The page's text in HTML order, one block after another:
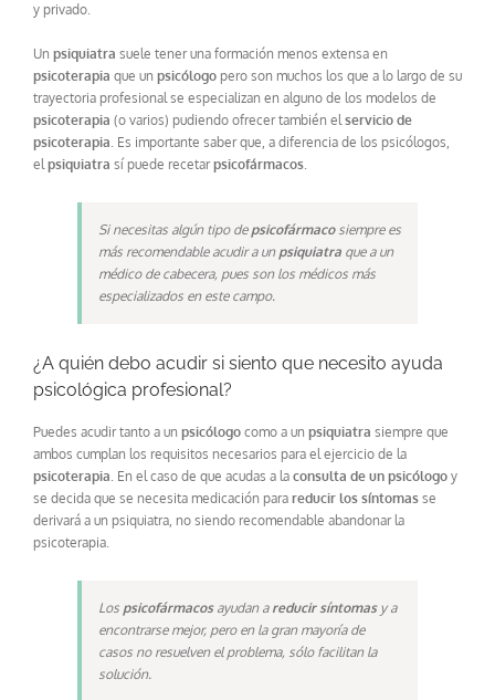
y privado.
Un psiquiatra suele tener una formación menos extensa en
psicoterapia que un psicólogo pero son muchos los que a lo largo de su
trayectoria profesional se especializan en alguno de los modelos de
psicoterapia (o varios) pudiendo ofrecer también elservicio de
psicoterapia. Es importante saber que, a diferencia de los psicólogos,
elpsiquiatra sí puede recetarpsicofármacos.
Si necesitas algún tipo de psicofármacosiempre es
más recomendable acudir a un psiquiatra que a un
médico de cabecera, pues son los médicos más
especializados en este campo.
¿A quién debo acudir si siento que necesito ayuda
psicológica profesional?
Puedes acudir tanto a un psicólogo como a un psiquiatra siempre que
ambos cumplan los requisitos necesarios para el ejercicio de la
psicoterapia. En el caso de que acudas a la consulta de un psicólogo y
se decida que se necesita medicación para reducir los síntomas se
derivará a un psiquiatra, no siendo recomendable abandonar la
psicoterapia.
Los psicofármacosayudan a reducir síntomasy a
encontrarse mejor, pero en la gran mayoría de
casos no resuelven el problema, sólo facilitan la
solución.